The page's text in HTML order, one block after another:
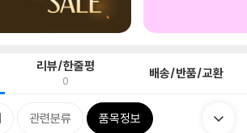
리뷰/한줄평
0 배송/반품/교환
관련분류 품목정보